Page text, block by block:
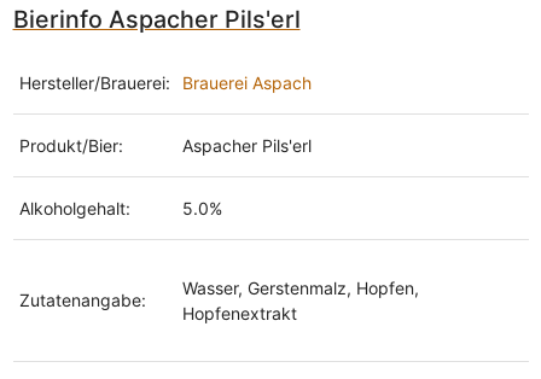
Bierinfo Aspacher Pils'erl
Hersteller/Brauerei: Brauerei Aspach
Produkt/Bier: Aspacher Pils'erl
Alkoholgehalt: 5.0%
Zutatenangabe:
Wasser, Gerstenmalz, Hopfen,
Hopfenextrakt